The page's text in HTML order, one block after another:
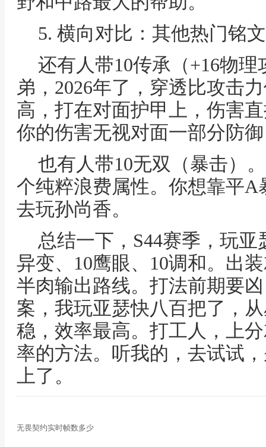
5. 横向对比：其他热门铭
还有人带10传承（+16物
弟，2026年了，穿透比攻击
高，打在对面护甲上，伤害
你的伤害无视对面一部分防
也有人带10无双（暴击）
个纯粹浪费属性。你想靠平
去玩孙尚香。
总结一下，S44赛季，玩
异变、10鹰眼、10调和。出
半肉输出路线。打法前期要
案，我玩亚瑟快八百把了，
稳，效率最高。打工人，上
率的方法。听我的，去试试
上了。
无畏契约实时帧数多少